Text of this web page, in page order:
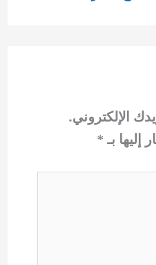
الإلكتروني.
إليها بـ *